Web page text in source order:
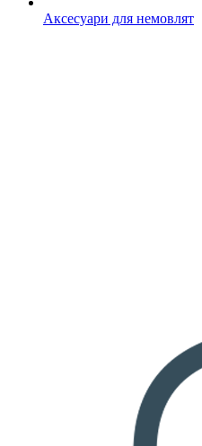
Аксесуари для немовлят